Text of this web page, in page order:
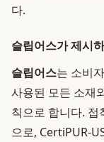
다.
슬립어스가 제시
슬립어스는 소비
사용된 모든 소재
칙으로 합니다. 접
으로, CertiPUR-